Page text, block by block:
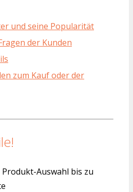
und seine Popularität
der Kunden
zum Kauf oder der
Auswahl bis zu